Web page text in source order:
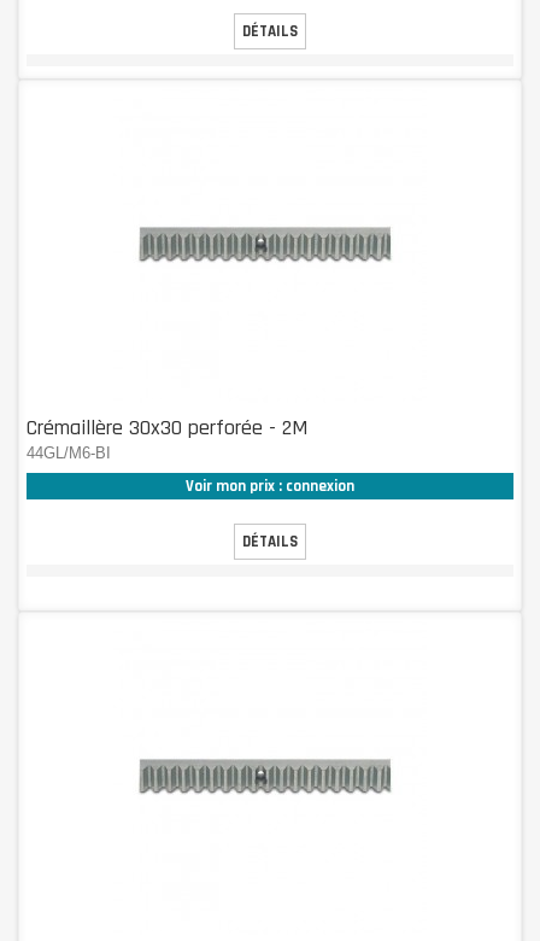
DÉTAILS
Crémaillère 30x30 perforée - 2M
44GL/M6-BI
Voir mon prix : connexion
DÉTAILS